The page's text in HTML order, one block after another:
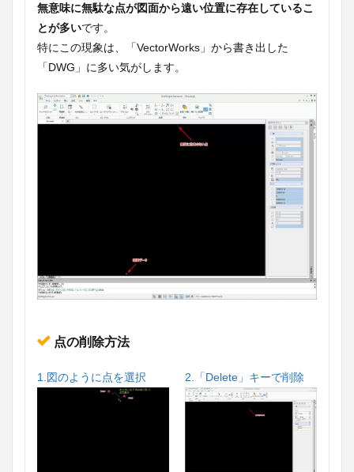
無意味に無駄な点が図面から遠い位置に存在しているこ
とが多いです。
特にこの現象は、「VectorWorks」から書き出した
「DWG」に多い気がします。
点の削除方法
1.図のように点を選択 2.「Delete」キーで削除